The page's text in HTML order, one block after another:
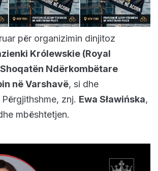
për organizimin dinjitoz
Królewskie (Royal
Shoqatën Ndërkombëtare
në Varshavë, si dhe
znj. Ewa Sławińska,
mbështetjen.